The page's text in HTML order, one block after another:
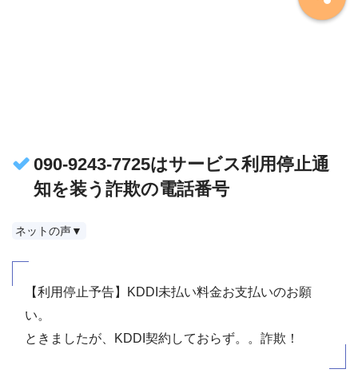
090-9243-7725はサービス利用停止通
知を装う詐欺の電話番号
ネットの声▼
【利用停止予告】KDDI未払い料金お支払いのお願
い。
ときましたが、KDDI契約しておらず。。詐欺！